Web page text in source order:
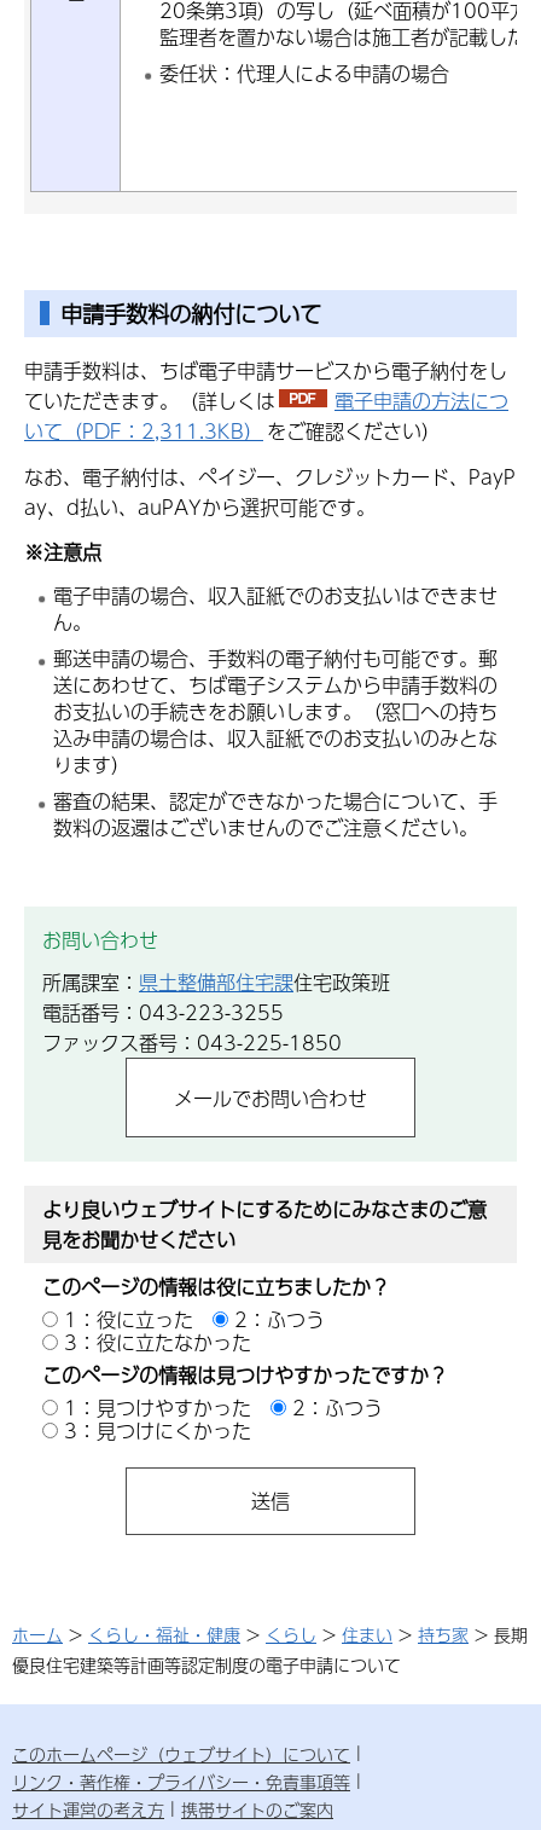
20条第3項）の写し（延べ面積が100平方
監理者を置かない場合は施工者が記載した
委任状：代理人による申請の場合
申請手数料の納付について
申請手数料は、ちば電子申請サービスから電子納付をし
ていただきます。（詳しくは
電子申請の方法につ
いて（PDF：2,311.3KB） をご確認ください）
なお、電子納付は、ペイジー、クレジットカード、PayP
ay、d払い、auPAYから選択可能です。
※注意点
電子申請の場合、収入証紙でのお支払いはできませ
ん。
郵送申請の場合、手数料の電子納付も可能です。郵
送にあわせて、ちば電子システムから申請手数料の
お支払いの手続きをお願いします。（窓口への持ち
込み申請の場合は、収入証紙でのお支払いのみとな
ります）
審査の結果、認定ができなかった場合について、手
数料の返還はございませんのでご注意ください。
お問い合わせ
所属課室： 県土整備部住宅課住宅政策班
電話番号：043-223-3255
ファックス番号：043-225-1850
より良いウェブサイトにするためにみなさまのご意
見をお聞かせください
このページの情報は役に立ちましたか？
1：役に立った
2：ふつう
3：役に立たなかった
このページの情報は見つけやすかったですか？
1：見つけやすかった
2：ふつう
3：見つけにくかった
ホーム > くらし・福祉・健康 > くらし > 住まい > 持ち家 > 長期
優良住宅建築等計画等認定制度の電子申請について
このホームページ（ウェブサイト）について
リンク・著作権・プライバシー・免責事項等
サイト運営の考え方
携帯サイトのご案内